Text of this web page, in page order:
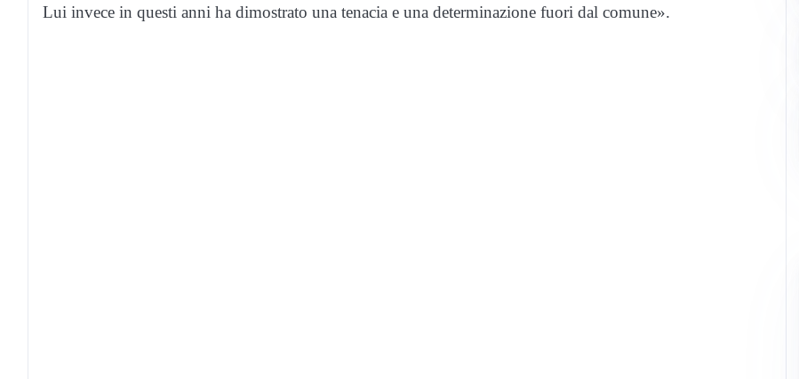
Lui invece in questi anni ha dimostrato una tenacia e una determinazione fuori dal comune».